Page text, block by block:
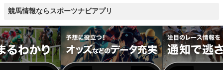
競馬情報ならスポーツナビアプリ